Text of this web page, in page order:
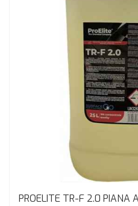
PROELITE TR-F 2.0 PIANA